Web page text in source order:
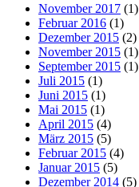
November 2017 (1)
Februar 2016 (1)
Dezember 2015 (2)
November 2015 (1)
September 2015 (1)
Juli 2015 (1)
Juni 2015 (1)
Mai 2015 (1)
April 2015 (4)
März 2015 (5)
Februar 2015 (4)
Januar 2015 (5)
Dezember 2014 (5)